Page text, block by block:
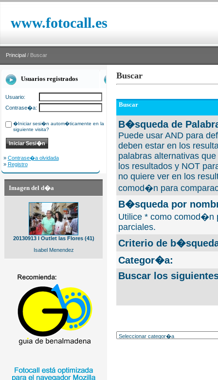
www.fotocall.es
Principal / Buscar
Usuarios registrados
Usuario:
Contrase�a:
�Iniciar sesi�n autom�ticamente en la
siguiente visita?
» Contrase�a olvidada
» Registro
Imagen del d�a
20130913 I Outlet las Flores (41)
Isabel Menendez
Buscar
Buscar
B�squeda de
Puede usar AND para
deben estar en los
palabras alternativas
los resultados y NOT
no quiere ver en los
comod�n para
B�squeda por
Utilice * como comod�n
parciales.
Criterio de
Categor�a:
Buscar los